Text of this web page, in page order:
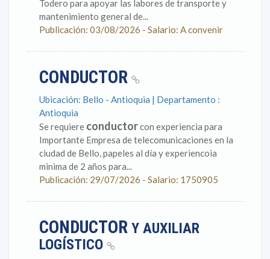
Todero para apoyar las labores de transporte y
mantenimiento general de...
Publicación: 03/08/2026 - Salario: A convenir
CONDUCTOR
Ubicación: Bello - Antioquia | Departamento :
Antioquia
Se requiere conductorcon experiencia para
Importante Empresa de telecomunicaciones en la
ciudad de Bello, papeles al día y experiencoia
minima de 2 años para...
Publicación: 29/07/2026 - Salario: 1750905
CONDUCTOR Y AUXILIAR
LOGÍSTICO